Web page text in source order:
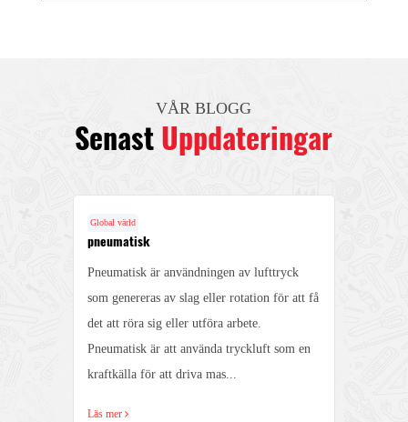
VÅR BLOGG
Senast Uppdateringar
Global värld
pneumatisk
Pneumatisk är användningen av lufttryck
som genereras av slag eller rotation för att få
det att röra sig eller utföra arbete.
Pneumatisk är att använda tryckluft som en
kraftkälla för att driva mas...
Läs mer